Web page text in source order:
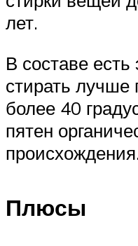
лет.
В составе
стирать лучше
более 40
пятен
Плюсы